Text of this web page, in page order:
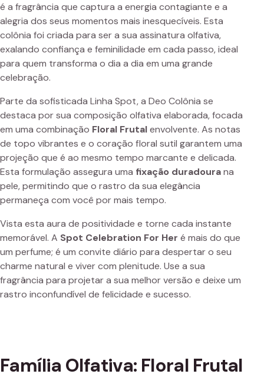
é a fragrância que captura a energia contagiante e a
alegria dos seus momentos mais inesquecíveis. Esta
colônia foi criada para ser a sua assinatura olfativa,
exalando confiança e feminilidade em cada passo, ideal
para quem transforma o dia a dia em uma grande
celebração.
Parte da sofisticada Linha Spot, a Deo Colônia se
destaca por sua composição olfativa elaborada, focada
em uma combinação Floral Frutalenvolvente. As notas
de topo vibrantes e o coração floral sutil garantem uma
projeção que é ao mesmo tempo marcante e delicada.
Esta formulação assegura uma fixação duradourana
pele, permitindo que o rastro da sua elegância
permaneça com você por mais tempo.
Vista esta aura de positividade e torne cada instante
memorável. A Spot Celebration For Her é mais do que
um perfume; é um convite diário para despertar o seu
charme natural e viver com plenitude. Use a sua
fragrância para projetar a sua melhor versão e deixe um
rastro inconfundível de felicidade e sucesso.
Família Olfativa: Floral Frutal